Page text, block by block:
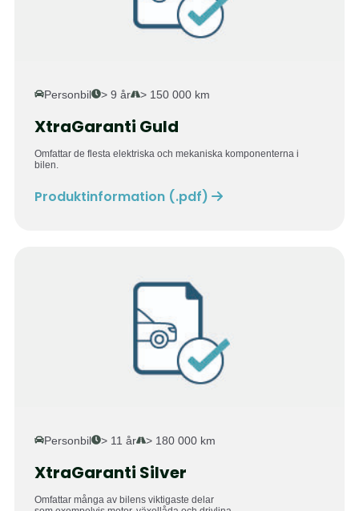
Personbil > 9 år > 150 000 km
XtraGaranti Guld
Omfattar de flesta elektriska och mekaniska komponenterna i
bilen.
Produktinformation (.pdf)
Personbil > 11 år > 180 000 km
XtraGaranti Silver
Omfattar många av bilens viktigaste delar